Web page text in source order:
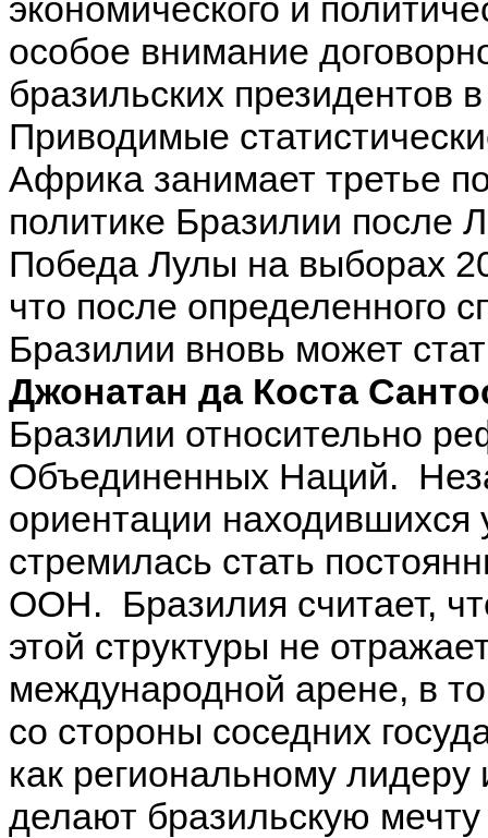
экономического и
особое внимание
бразильских президентов
Приводимые
Африка занимает третье
политике Бразилии после
Победа Лулы на выборах
что после определенного
Бразилии вновь может
Джонатан да Коста
Бразилии относительно
Объединенных Наций.
ориентации находившихся
стремилась стать
ООН. Бразилия считает,
этой структуры не
международной арене, в
со стороны соседних
как региональному
делают бразильскую